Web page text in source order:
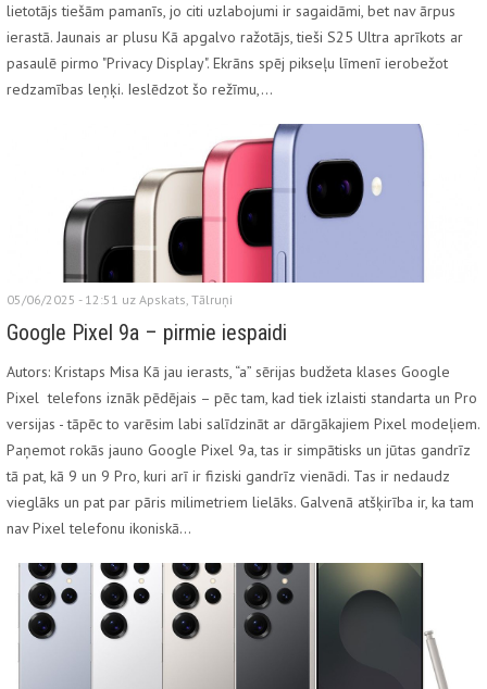
lietotājs tiešām pamanīs, jo citi uzlabojumi ir sagaidāmi, bet nav ārpus
ierastā. Jaunais ar plusu Kā apgalvo ražotājs, tieši S25 Ultra aprīkots ar
pasaulē pirmo "Privacy Display". Ekrāns spēj pikseļu līmenī ierobežot
redzamības leņķi. Ieslēdzot šo režīmu,…
05/06/2025 - 12:51 uz Apskats Tālruņi
Google Pixel 9a – pirmie iespaidi
Autors: Kristaps Misa Kā jau ierasts, “a” sērijas budžeta klases Google
Pixel telefons iznāk pēdējais – pēc tam, kad tiek izlaisti standarta un Pro
versijas - tāpēc to varēsim labi salīdzināt ar dārgākajiem Pixel modeļiem.
Paņemot rokās jauno Google Pixel 9a, tas ir simpātisks un jūtas gandrīz
tā pat, kā 9 un 9 Pro, kuri arī ir fiziski gandrīz vienādi. Tas ir nedaudz
vieglāks un pat par pāris milimetriem lielāks. Galvenā atšķirība ir, ka tam
nav Pixel telefonu ikoniskā…